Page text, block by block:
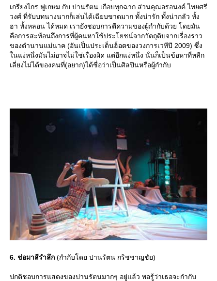
เกรียงไกร ฟูเกษม กับ ปานรัตน เกือบทุกฉาก ส่วนคุณอรอนงค์ ไทยศรี
วงศ์ ที่รับบทนางนากก็เล่นได้เฉียบขาดมาก ทั้งน่ารัก ทั้งน่ากลัว ทั้ง
ฮา ทั้งหลอน ได้หมด เรายังชอบการตีความของผู้กำกับด้วย โดยมัน
คือการสะท้อนถึงการที่ผู้คนหาใช้ประโยชน์จากวัตถุดิบจากเรื่องราว
ของตำนานแม่นาค (อันเป็นประเด็นฮ็อตของวงการเวทีปี 2009) ซึ่ง
นแง่หนึ่งมันไม่อาจไม่ใช่เรื่องผิด แต่อีกแง่หนึ่ง นั่นก็เป็นข้อหาที่หลีก
เลี่ยงไม่ได้ของคนที่(อยาก)ได้ชื่อว่าเป็นศิลปินหรือผู้กำกับ
6. ช่อมาลีรำลึก (กำกับโดย ปานรัตน กริชชาญชัย)
ปกติชอบการแสดงของปานรัตนมากๆ อยู่แล้ว พอรู้ว่าเธอจะกำกับ